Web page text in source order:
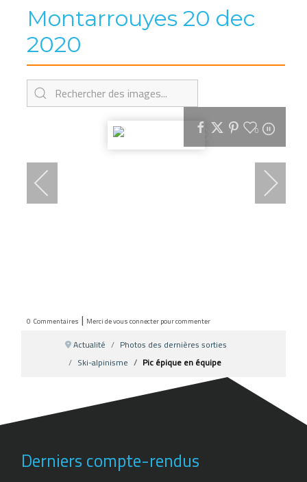
Montarrouyes 20 dec
2020
0
0 Commentaires | Merci de vous connecter pour commenter
Actualité
Photos des dernières sorties
Ski-alpinisme
Pic épique en équipe
Derniers compte-rendus